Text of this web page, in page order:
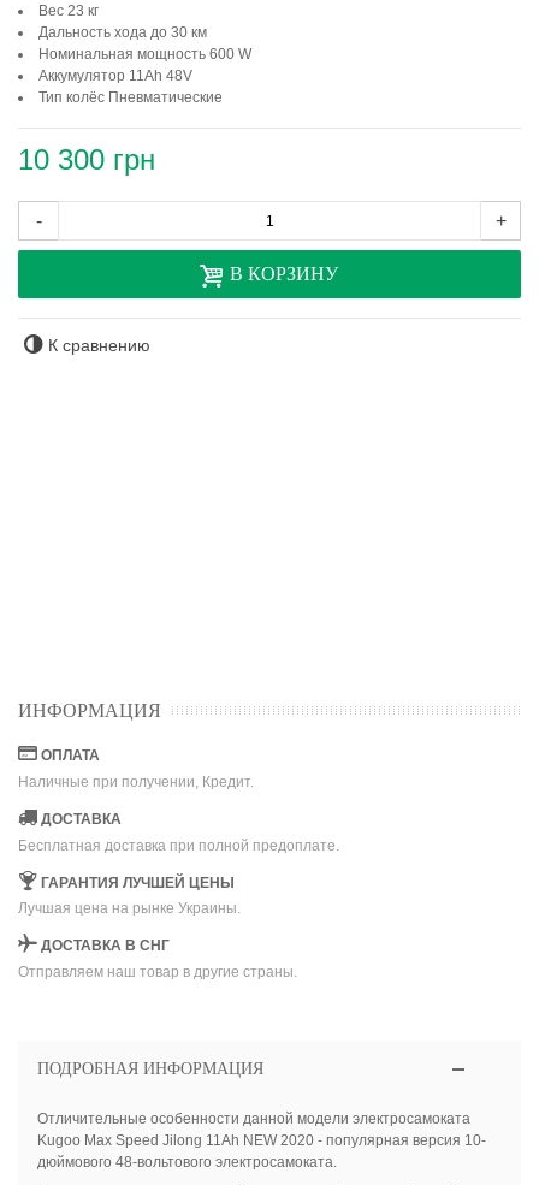
Вес 23 кг
Дальность хода до 30 км
Номинальная мощность 600 W
Аккумулятор 11Ah 48V
Тип колёс Пневматические
10 300 грн
- +
В КОРЗИНУ
К сравнению
ИНФОРМАЦИЯ
ОПЛАТА
Наличные при получении, Кредит.
ДОСТАВКА
Бесплатная доставка при полной предоплате.
ГАРАНТИЯ ЛУЧШЕЙ ЦЕНЫ
Лучшая цена на рынке Украины.
ДОСТАВКА В СНГ
Отправляем наш товар в другие страны.
ПОДРОБНАЯ ИНФОРМАЦИЯ
Отличительные особенности данной модели электросамоката
Kugoo Max Speed Jilong 11Ah NEW 2020 - популярная версия 10-
дюймового 48-вольтового электросамоката.